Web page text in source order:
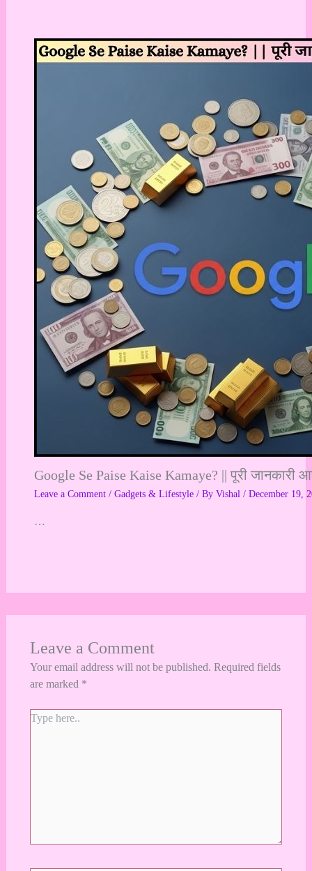
Google Se Paise Kaise Kamaye? || पूरी जानकारी
Leave a Comment / Gadgets & Lifestyle/ By Vishal / December 19,
…
Leave a Comment
Your email address will not be published. Required fields
are marked *
Type